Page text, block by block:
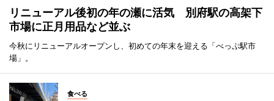
リニューアル後初の年の瀬に活気 別府駅の高架下
市場に正月用品など並ぶ
今秋にリニューアルオープンし、初めての年末を迎える「べっぷ駅市
場」。
食べる